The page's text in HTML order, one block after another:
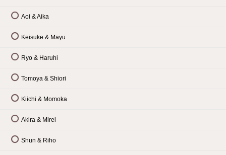
Aoi & Aika
Keisuke & Mayu
Ryo & Haruhi
Tomoya & Shiori
Kiichi & Momoka
Akira & Mirei
Shun & Riho